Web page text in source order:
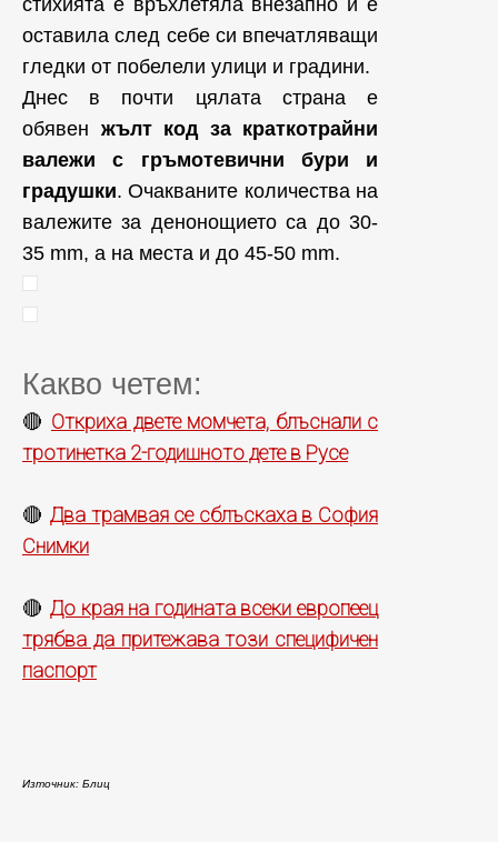
стихията е връхлетяла внезапно и е
оставила след себе си впечатляващи
гледки от побелели улици и градини.
Днес в почти цялата страна е
обявен жълт код за краткотрайни
валежи с гръмотевични бури и
градушки. Очакваните количества на
валежите за денонощието са до 30-
35 mm, а на места и до 45-50 mm.
Какво четем:
🔴 Откриха двете момчета, блъснали с
тротинетка 2-годишното дете в Русе
🔴 Два трамвая се сблъскаха в София
Снимки
🔴 До края на годината всеки европеец
трябва да притежава този специфичен
паспорт
Източник: Блиц